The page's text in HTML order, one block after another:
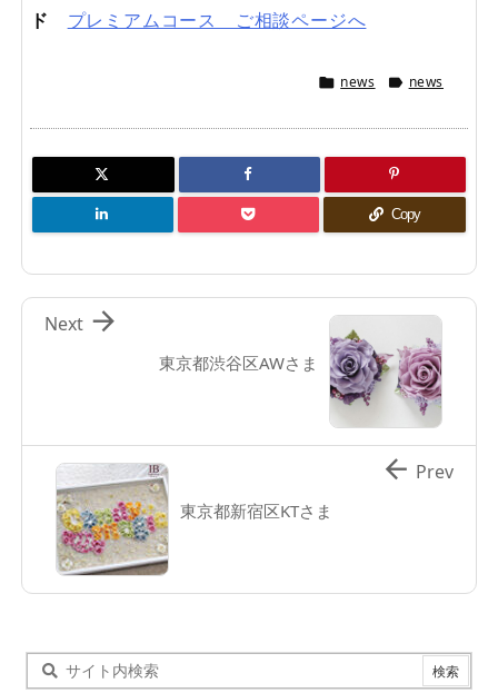
ド
プレミアムコース ご相談ページへ
 news  news
Copy
東京都渋谷区AWさま

Next
東京都新宿区KTさま
 Prev